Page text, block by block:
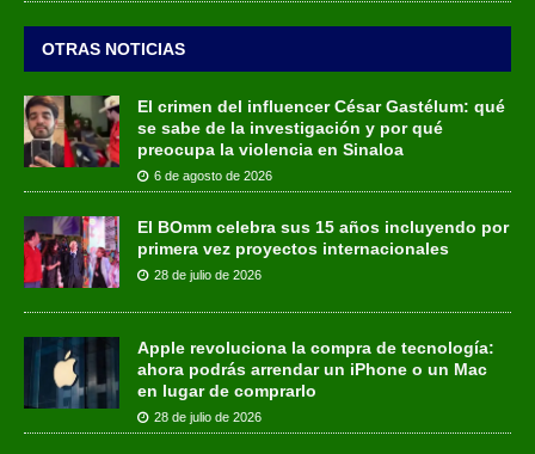
OTRAS NOTICIAS
El crimen del influencer César Gastélum: qué
se sabe de la investigación y por qué
preocupa la violencia en Sinaloa
6 de agosto de 2026
El BOmm celebra sus 15 años incluyendo por
primera vez proyectos internacionales
28 de julio de 2026
Apple revoluciona la compra de tecnología:
ahora podrás arrendar un iPhone o un Mac
en lugar de comprarlo
28 de julio de 2026